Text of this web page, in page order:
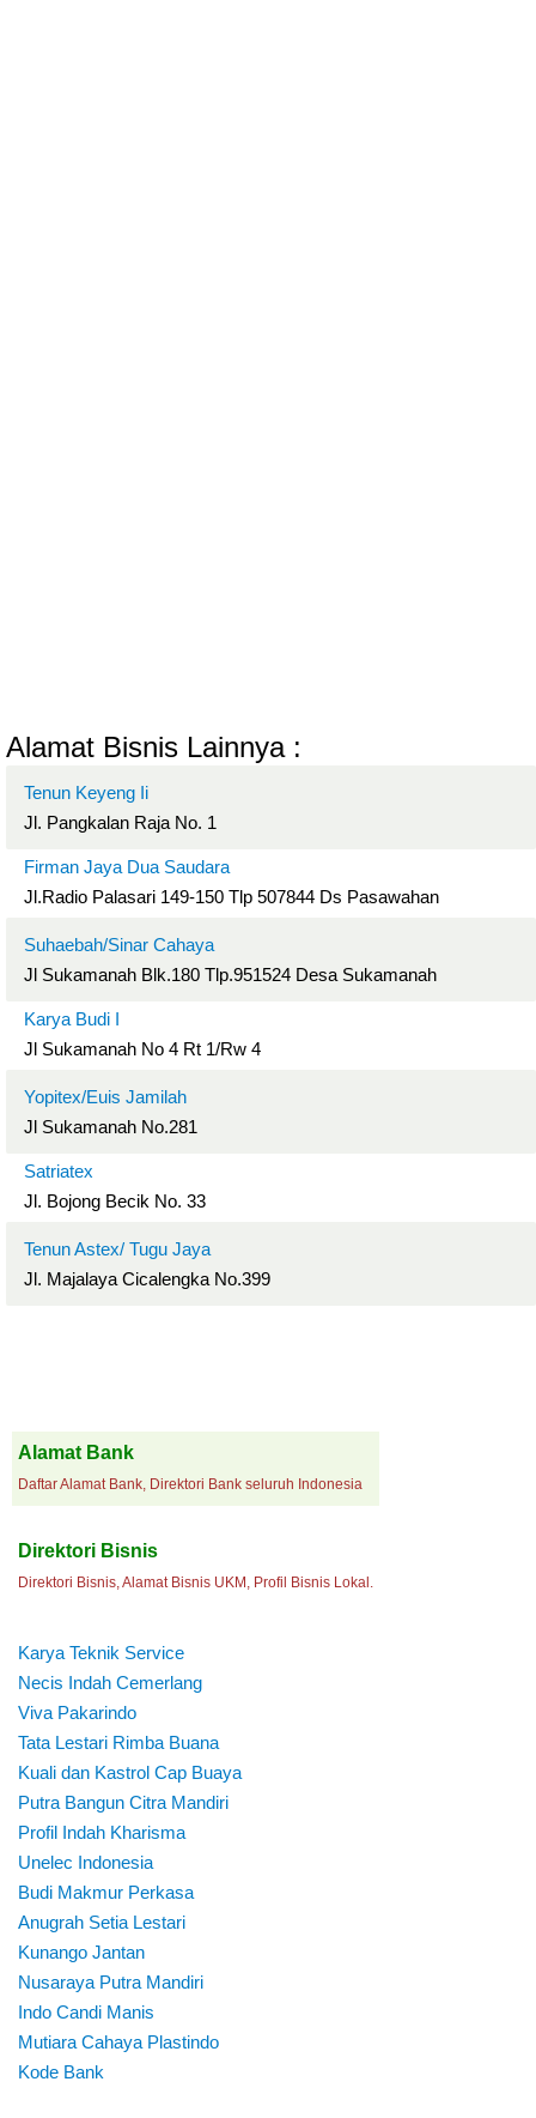
Alamat Bisnis Lainnya :
Tenun Keyeng Ii
Jl. Pangkalan Raja No. 1
Firman Jaya Dua Saudara
Jl.Radio Palasari 149-150 Tlp 507844 Ds Pasawahan
Suhaebah/Sinar Cahaya
Jl Sukamanah Blk.180 Tlp.951524 Desa Sukamanah
Karya Budi I
Jl Sukamanah No 4 Rt 1/Rw 4
Yopitex/Euis Jamilah
Jl Sukamanah No.281
Satriatex
Jl. Bojong Becik No. 33
Tenun Astex/ Tugu Jaya
Jl. Majalaya Cicalengka No.399
Alamat Bank
Daftar Alamat Bank, Direktori Bank seluruh Indonesia
Direktori Bisnis
Direktori Bisnis, Alamat Bisnis UKM, Profil Bisnis Lokal.
Karya Teknik Service
Necis Indah Cemerlang
Viva Pakarindo
Tata Lestari Rimba Buana
Kuali dan Kastrol Cap Buaya
Putra Bangun Citra Mandiri
Profil Indah Kharisma
Unelec Indonesia
Budi Makmur Perkasa
Anugrah Setia Lestari
Kunango Jantan
Nusaraya Putra Mandiri
Indo Candi Manis
Mutiara Cahaya Plastindo
Kode Bank